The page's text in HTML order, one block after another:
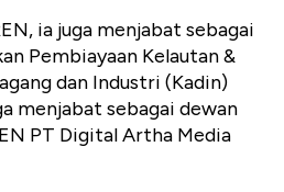
ia juga menjabat sebagai
Pembiayaan Kelautan &
dan Industri (Kadin)
menjabat sebagai dewan
PT Digital Artha Media